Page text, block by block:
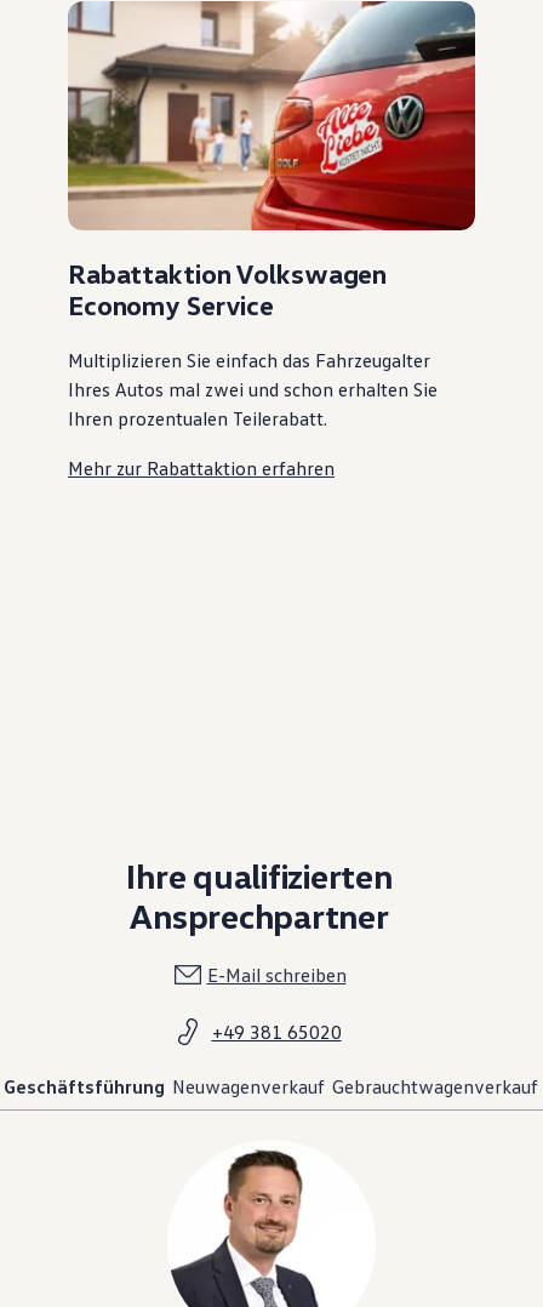
Rabattaktion Volkswagen
Economy Service
Multiplizieren Sie einfach das Fahrzeugalter
Ihres Autos mal zwei und schon erhalten Sie
Ihren prozentualen Teilerabatt.
Mehr zur Rabattaktion erfahren
Ihre qualifizierten
Ansprechpartner
E-Mail schreiben
+49 381 65020
Geschäftsführung Neuwagenverkauf Gebrauchtwagenverkauf